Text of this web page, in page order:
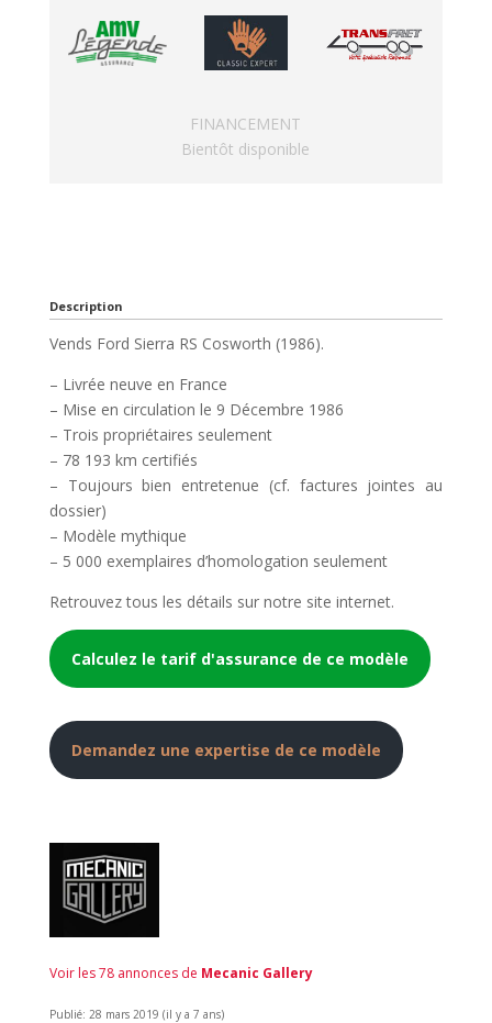
FINANCEMENT
Bientôt disponible
Description
Vends Ford Sierra RS Cosworth (1986).
– Livrée neuve en France
– Mise en circulation le 9 Décembre 1986
– Trois propriétaires seulement
– 78 193 km certifiés
– Toujours bien entretenue (cf. factures jointes au
dossier)
– Modèle mythique
– 5 000 exemplaires d’homologation seulement
Retrouvez tous les détails sur notre site internet.
Calculez le tarif d'assurance de ce modèle
Demandez une expertise de ce modèle
Voir les 78 annonces de Mecanic Gallery
Publié: 28 mars 2019 (il y a 7 ans)